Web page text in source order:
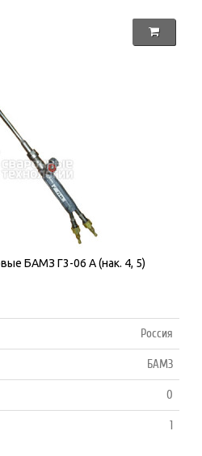
БАМЗ Г3-06 А (нак. 4, 5)
Россия
БАМЗ
0
1